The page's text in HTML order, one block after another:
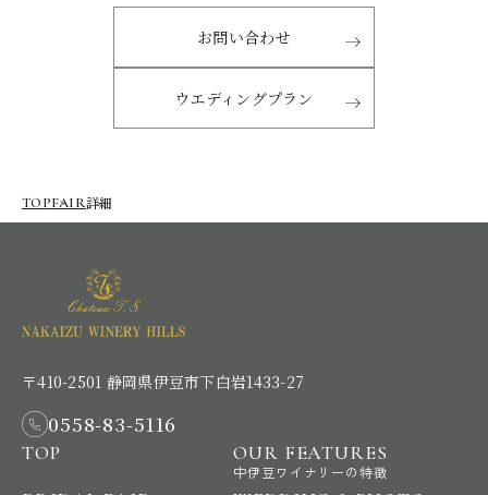
お問い合わせ
ウエディングプラン
TOPFAIR詳細
〒410-2501 静岡県伊豆市下白岩1433-27
0558-83-5116
TOP OUR FEATURES
中伊豆ワイナリーの特徴